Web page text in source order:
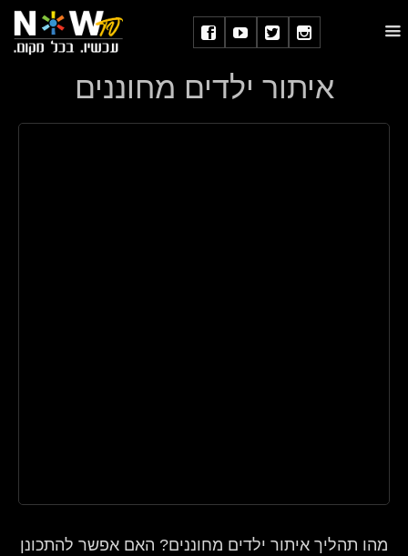
איתור ילדים מחוננים
מהו תהליך איתור ילדים מחוננים? האם אפשר להתכונן